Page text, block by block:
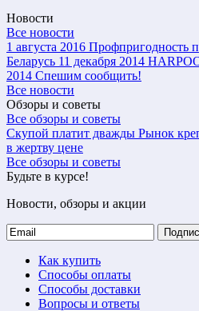
Новости
Все новости
1 августа 2016 Профпригодность
Беларусь 11 декабря 2014
2014 Спешим сообщить!
Все новости
Обзоры и советы
Все обзоры и советы
Скупой платит дважды Рынок
в жертву цене
Все обзоры и советы
Будьте в курсе!
Новости, обзоры и акции
Как купить
Способы оплаты
Способы доставки
Вопросы и ответы